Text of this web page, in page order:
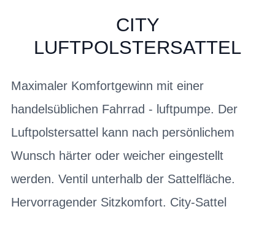
CITY
LUFTPOLSTERSATTEL
Maximaler Komfortgewinn mit einer
handelsüblichen Fahrrad - luftpumpe. Der
Luftpolstersattel kann nach persönlichem
Wunsch härter oder weicher eingestellt
werden. Ventil unterhalb der Sattelfläche.
Hervorragender Sitzkomfort. City-Sattel